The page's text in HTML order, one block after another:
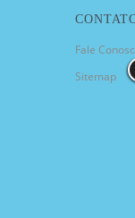
Fale
Sitemap